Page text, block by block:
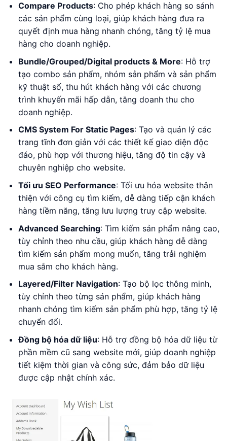
Compare Products: Cho phép khách hàng so sánh
các sản phẩm cùng loại, giúp khách hàng đưa ra
quyết định mua hàng nhanh chóng, tăng tỷ lệ mua
hàng cho doanh nghiệp.
Bundle/Grouped/Digital products & More: Hỗ trợ
tạo combo sản phẩm, nhóm sản phẩm và sản phẩm
kỹ thuật số, thu hút khách hàng với các chương
trình khuyến mãi hấp dẫn, tăng doanh thu cho
doanh nghiệp.
CMS System For Static Pages: Tạo và quản lý các
trang tĩnh đơn giản với các thiết kế giao diện độc
đáo, phù hợp với thương hiệu, tăng độ tin cậy và
chuyên nghiệp cho website.
Tối ưu SEO Performance: Tối ưu hóa website thân
thiện với công cụ tìm kiếm, dễ dàng tiếp cận khách
hàng tiềm năng, tăng lưu lượng truy cập website.
Advanced Searching: Tìm kiếm sản phẩm nâng cao,
tùy chỉnh theo nhu cầu, giúp khách hàng dễ dàng
tìm kiếm sản phẩm mong muốn, tăng trải nghiệm
mua sắm cho khách hàng.
Layered/Filter Navigation: Tạo bộ lọc thông minh,
tùy chỉnh theo từng sản phẩm, giúp khách hàng
nhanh chóng tìm kiếm sản phẩm phù hợp, tăng tỷ lệ
chuyển đổi.
Đồng bộ hóa dữ liệu: Hỗ trợ đồng bộ hóa dữ liệu từ
phần mềm cũ sang website mới, giúp doanh nghiệp
tiết kiệm thời gian và công sức, đảm bảo dữ liệu
được cập nhật chính xác.